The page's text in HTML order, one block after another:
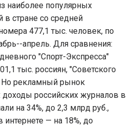
наиболее популярных
в стране со средней
477,1 тыс. человек, по
апрель. Для сравнения:
"Спорт-Экспресса"
тыс. россиян, "Советского
Но рекламный рынок
доходы российских журналов в
на 34%, до 2,3 млрд руб.,
— на 18%, до